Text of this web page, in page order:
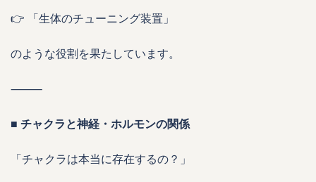
👉 「生体のチューニング装置」
のような役割を果たしています。
⸻
■ チャクラと神経・ホルモンの関係
「チャクラは本当に存在するの？」